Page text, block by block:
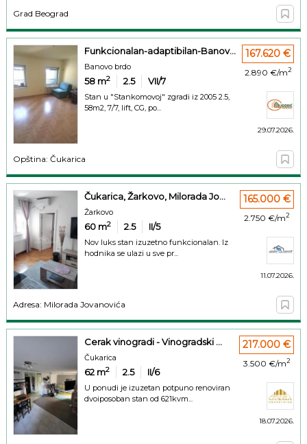
Grad Beograd
Funkcionalan-adaptibilan-Banov...
Banovo brdo
58 m2 2.5 VII/7
Stan u "Stankomovoj" zgradi iz 2005 2.5,
58m2, 7/7, lift, CG, po...
167.620 €
2.890 €/m2
29.07.2026.
Opština: Čukarica
Čukarica, Žarkovo, Milorada Jo...
Žarkovo
60 m2 2.5 II/5
Nov luks stan izuzetno funkcionalan. Iz
hodnika se ulazi u sve pr...
165.000 €
2.750 €/m2
11.07.2026.
Adresa: Milorada Jovanovića
Cerak vinogradi - Vinogradski ...
Čukarica
62 m2 2.5 II/6
U ponudi je izuzetan potpuno renoviran
dvoiposoban stan od 621kvm...
217.000 €
3.500 €/m2
18.07.2026.